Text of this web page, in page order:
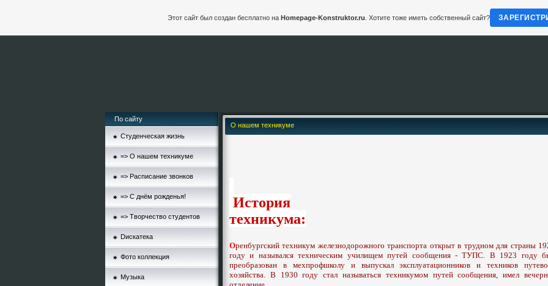
По сайту
Студенческая жизнь
=> О нашем техникуме
=> Расписание звонков
=> С днём рожденья!
=> Творчество студентов
Dискатека
Фото коллекция
Музыка
О нашем техникуме
История
техникума:
Оренбургский техникум железнодорожного транспорта открыт в трудном для страны
году и назывался техническим училищем путей сообщения - ТУПС. В 1923 году
преобразован в мехпрофшколу и выпускал эксплуатационников и техников
хозяйства. В 1930 году стал называться техникумом путей сообщения, имел
Этот сайт был создан бесплатно на Homepage-Konstruktor.ru . Хотите тоже иметь собственный сайт?